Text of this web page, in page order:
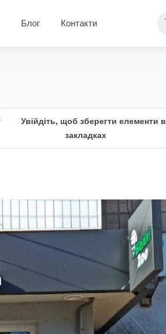
Блог Контакти
Увійдіть, щоб зберегти елементи в
закладках